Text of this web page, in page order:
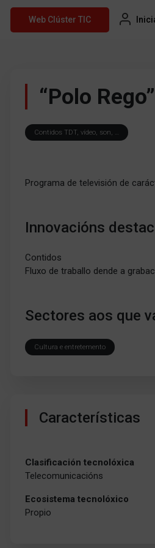
Skip to content
Web Clúster TIC
“Polo Rego”
Contidos TDT, vídeo, son, …
Programa de televisión de
Innovacións
Contidos
Fluxo de traballo dende a
Sectores aos que
Cultura e entretemento
Características
Clasificación tecnolóxica
Telecomunicacións
Ecosistema tecnolóxico
Propio